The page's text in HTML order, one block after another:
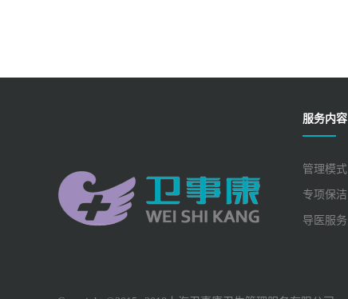
服务内容
管理模式
专项保洁
导医服务